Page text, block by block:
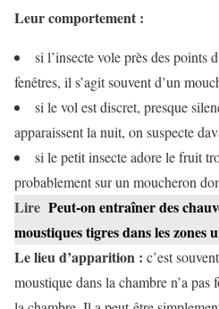
Leur comportement :
si l’insecte vole près des points
fenêtres, il s’agit souvent d’un
si le vol est discret, presque
apparaissent la nuit, on suspecte
si le petit insecte adore le fruit
probablement sur un moucheron
Lire Peut-on entraîner des
moustiques tigres dans les zones
Le lieu d’apparition : c’est
moustique dans la chambre n’a pas